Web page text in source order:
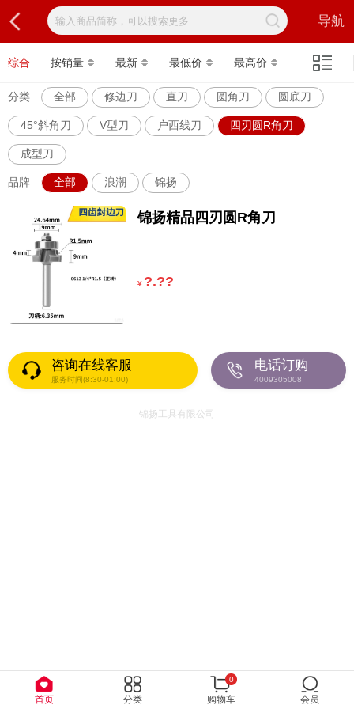
导航
综合 按销量 最新 最低价 最高价
分类 全部 修边刀 直刀 圆角刀 圆底刀
45°斜角刀 V型刀 户西线刀 四刃圆R角刀
成型刀
品牌 全部 浪潮 锦扬
锦扬精品四刃圆R角刀
¥ ?.??
首页 分类 购物车
0
会员
咨询在线客服
服务时间(8:30-01:00)
电话订购
4009305008
锦扬工具有限公司